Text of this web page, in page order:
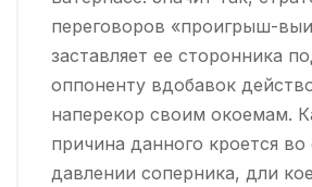
переговоров «проигрыш-
заставляет ее сторонника
оппоненту вдобавок
наперекор своим окоемам.
причина данного кроется
давлении соперника, дли